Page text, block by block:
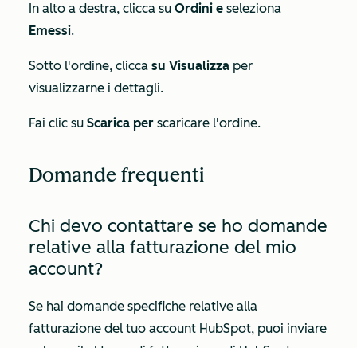
In alto a destra, clicca su Ordini e seleziona
Emessi.
Sotto l'ordine, clicca su Visualizza per
visualizzarne i dettagli.
Fai clic su Scarica per scaricare l'ordine.
Domande frequenti
Chi devo contattare se ho domande
relative alla fatturazione del mio
account?
Se hai domande specifiche relative alla
fatturazione del tuo account HubSpot, puoi inviare